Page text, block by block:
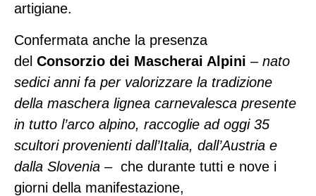
artigiane.
Confermata anche la presenza
del Consorzio dei Mascherai Alpini – nato
sedici anni fa per valorizzare la tradizione
della maschera lignea carnevalesca presente
in tutto l’arco alpino, raccoglie ad oggi 35
scultori provenienti dall’Italia, dall’Austria e
dalla Slovenia –che durante tutti e nove i
giorni della manifestazione,